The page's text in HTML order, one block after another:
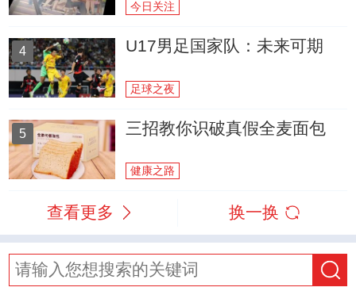
今日关注
4 U17男足国家队：未来可期
足球之夜
5 三招教你识破真假全麦面包
健康之路
查看更多 换一换